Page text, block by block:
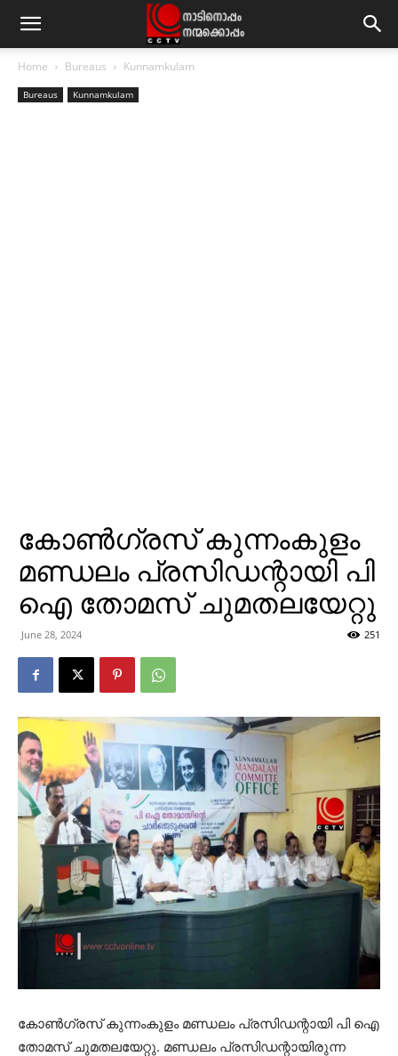
Home Bureaus Kunnamkulam
Bureaus Kunnamkulam
കോണ്‍ഗ്രസ് കുന്നംകുളം
മണ്ഡലം പ്രസിഡന്റായി പി
ഐ തോമസ് ചുമതലയേറ്റു
June 28, 2024 251
കോണ്‍ഗ്രസ് കുന്നംകുളം മണ്ഡലം പ്രസിഡന്റായി പി ഐ
തോമസ് ചുമതലയേറ്റു. മണ്ഡലം പ്രസിഡന്റായിരുന്ന